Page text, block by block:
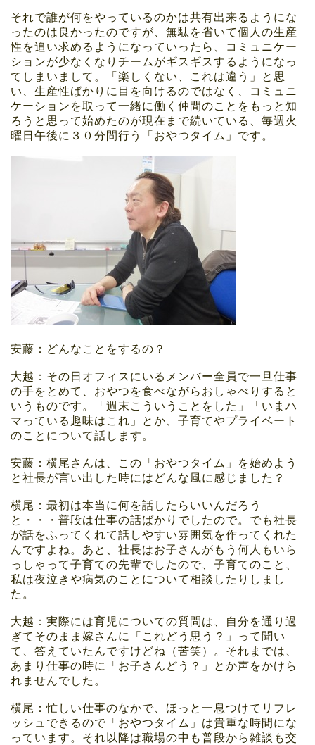
それで誰が何をやっているのかは共有出来るようにな
ったのは良かったのですが、無駄を省いて個人の生産
性を追い求めるようになっていったら、コミュニケー
ションが少なくなりチームがギスギスするようになっ
てしまいまして。「楽しくない、これは違う」と思
い、生産性ばかりに目を向けるのではなく、コミュニ
ケーションを取って一緒に働く仲間のことをもっと知
ろうと思って始めたのが現在まで続いている、毎週火
曜日午後に３０分間行う「おやつタイム」です。
安藤：どんなことをするの？
大越：その日オフィスにいるメンバー全員で一旦仕事
の手をとめて、おやつを食べながらおしゃべりすると
いうものです。「週末こういうことをした」「いまハ
マっている趣味はこれ」とか、子育てやプライベート
のことについて話します。
安藤：横尾さんは、この「おやつタイム」を始めよう
と社長が言い出した時にはどんな風に感じました？
横尾：最初は本当に何を話したらいいんだろう
と・・・普段は仕事の話ばかりでしたので。でも社長
が話をふってくれて話しやすい雰囲気を作ってくれた
んですよね。あと、社長はお子さんがもう何人もいら
っしゃって子育ての先輩でしたので、子育てのこと、
私は夜泣きや病気のことについて相談したりしまし
た。
大越：実際には育児についての質問は、自分を通り過
ぎてそのまま嫁さんに「これどう思う？」って聞い
て、答えていたんですけどね（苦笑）。それまでは、
あまり仕事の時に「お子さんどう？」とか声をかけら
れませんでした。
横尾：忙しい仕事のなかで、ほっと一息つけてリフレ
ッシュできるので「おやつタイム」は貴重な時間にな
っています。それ以降は職場の中も普段から雑談も交